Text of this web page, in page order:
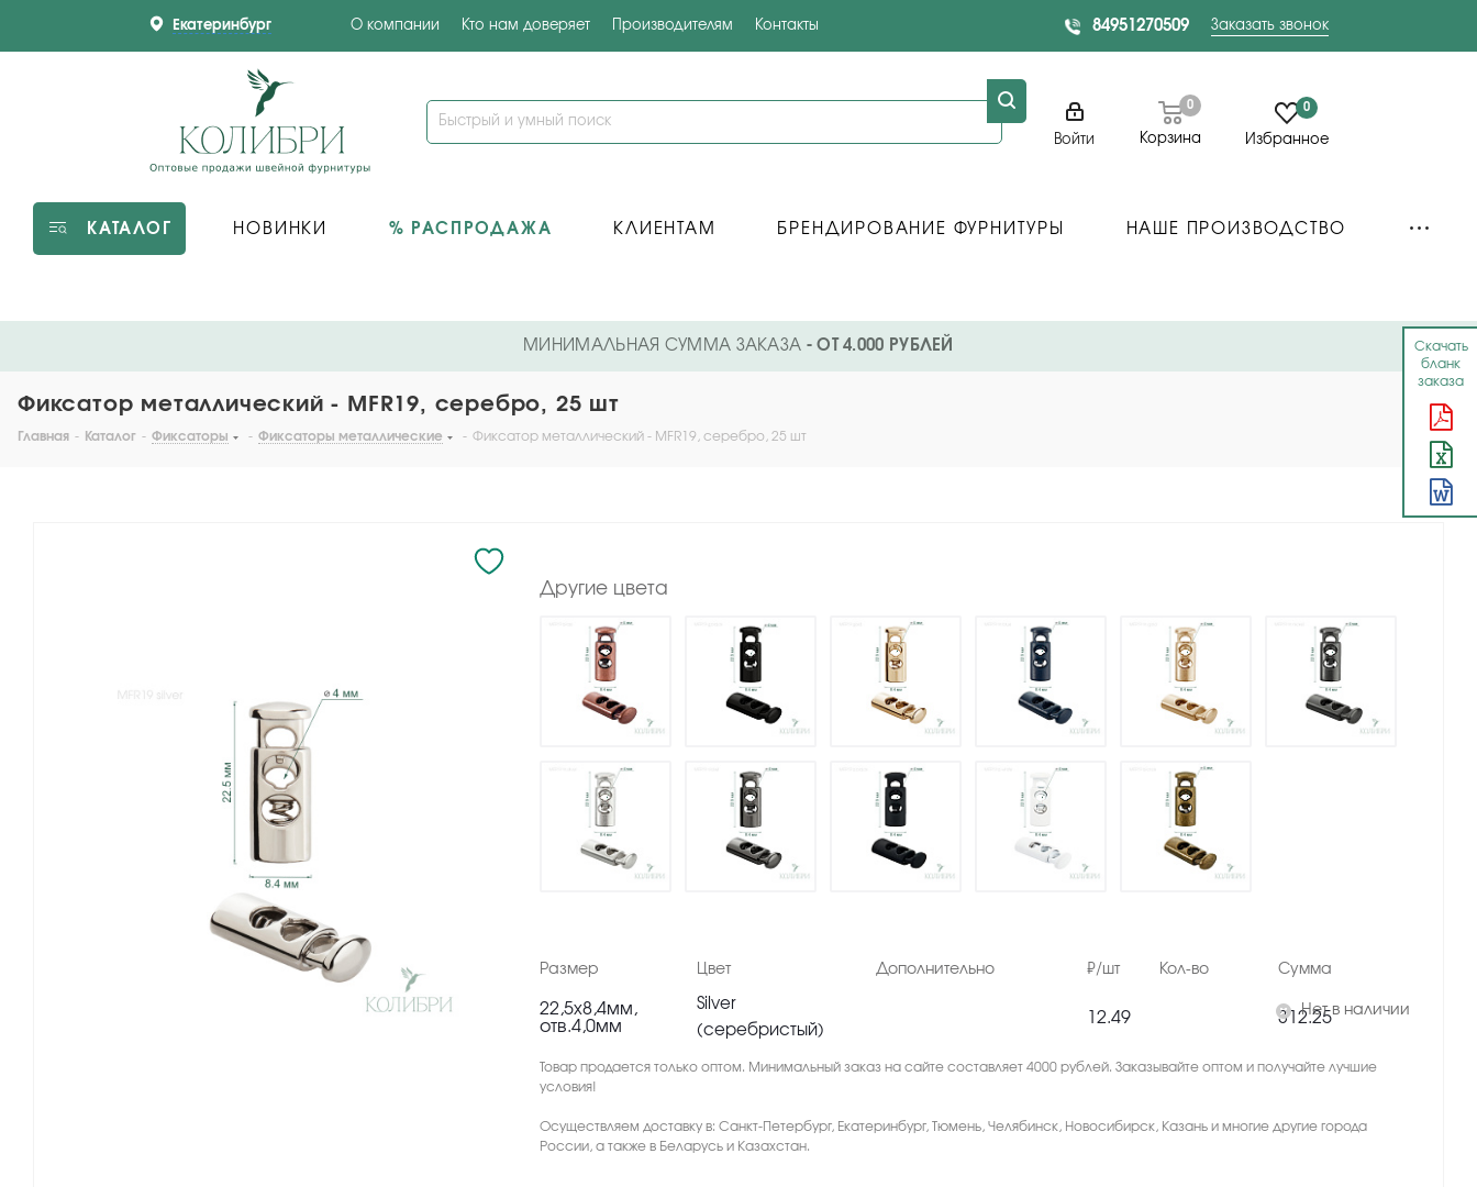
Скачать
бланк
заказа
Екатеринбург О компании Кто нам доверяет Производителям Контакты 84951270509 Заказать звонок
Войти Корзина
0 0
Избранное
КАТАЛОГ НОВИНКИ % РАСПРОДАЖА КЛИЕНТАМ БРЕНДИРОВАНИЕ ФУРНИТУРЫ НАШЕ ПРОИЗВОДСТВО
МИНИМАЛЬНАЯ СУММА ЗАКАЗА - ОТ 4.000 РУБЛЕЙ
Фиксатор металлический - MFR19, серебро, 25 шт
Главная - Каталог - Фиксаторы - Фиксаторы металлические - Фиксатор металлический - MFR19, серебро, 25 шт
Другие цвета
Размер Цвет Дополнительно ₽/шт Кол-во Сумма
22,5х8,4мм,
отв.4,0мм
Silver
(серебристый)
12.49 312.25
Нет в наличии
Товар продается только оптом. Минимальный заказ на сайте составляет 4000 рублей. Заказывайте оптом и получайте лучшие
условия!
Осуществляем доставку в: Санкт-Петербург, Екатеринбург, Тюмень, Челябинск, Новосибирск, Казань и многие другие города
России, а также в Беларусь и Казахстан.